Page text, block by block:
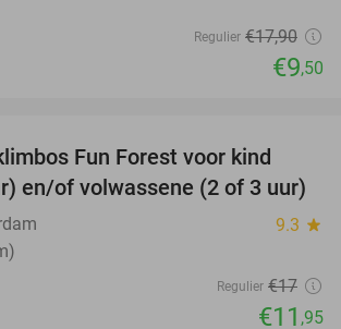
Regulier €17,90
€9,50
Fun Forest voor kind
en/of volwassene (2 of 3 uur)
9.3 star
Regulier €17
€11 ,95